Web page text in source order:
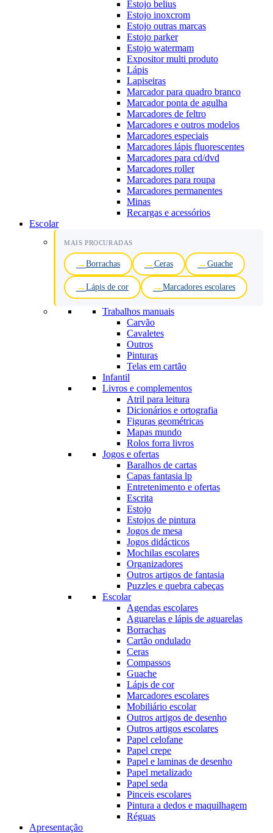
Estojo belius
Estojo inoxcrom
Estojo outras marcas
Estojo parker
Estojo watermam
Expositor multi produto
Lápis
Lapiseiras
Marcador para quadro branco
Marcador ponta de agulha
Marcadores de feltro
Marcadores e outros modelos
Marcadores especiais
Marcadores lápis fluorescentes
Marcadores para cd/dvd
Marcadores roller
Marcadores para roupa
Marcadores permanentes
Minas
Recargas e acessórios
Escolar
MAIS PROCURADAS
Borrachas Ceras Guache
Lápis de cor Marcadores escolares
Trabalhos manuais
Carvão
Cavaletes
Outros
Pinturas
Telas em cartão
Infantil
Livros e complementos
Atril para leitura
Dicionários e ortografia
Figuras geométricas
Mapas mundo
Rolos forra livros
Jogos e ofertas
Baralhos de cartas
Capas fantasia lp
Entretenimento e ofertas
Escrita
Estojo
Estojos de pintura
Jogos de mesa
Jogos didácticos
Mochilas escolares
Organizadores
Outros artigos de fantasia
Puzzles e quebra cabeças
Escolar
Agendas escolares
Aguarelas e lápis de aguarelas
Borrachas
Cartão ondulado
Ceras
Compassos
Guache
Lápis de cor
Marcadores escolares
Mobiliário escolar
Outros artigos de desenho
Outros artigos escolares
Papel celofane
Papel crepe
Papel e laminas de desenho
Papel metalizado
Papel seda
Pinceis escolares
Pintura a dedos e maquilhagem
Réguas
Apresentação